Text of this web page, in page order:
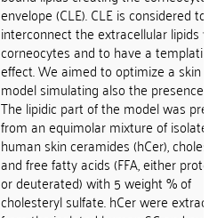
envelope (CLE). CLE is considered to
interconnect the extracellular lipids
corneocytes and to have a templating
effect. We aimed to optimize a skin
model simulating also the presence
The lipidic part of the model was
from an equimolar mixture of isolated
human skin ceramides (hCer),
and free fatty acids (FFA, either
or deuterated) with 5 weight % of
cholesteryl sulfate. hCer were